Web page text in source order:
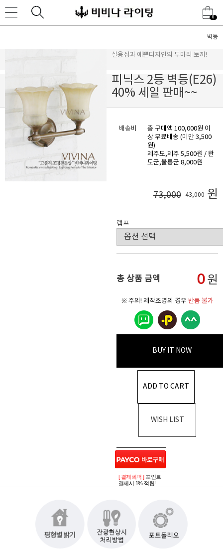
0
벽등
실용성과 예쁜디자인의 두마리 토끼!
피닉스 2등 벽등(E26)
40% 세일 판매~~
배송비
총 구매액 100,000원 이
상 무료배송 (미만 3,500
원)
제주도,제주 5,500원 / 완
도군,울릉군 8,000원
73,000 43,000 원
램프
총 상품 금액 0원
※ 주의! 제작조명의 경우 반품 불가
BUY IT NOW
ADD TO CART
WISH LIST
[ 결제혜택 ] 포인트
결제시 1% 적립!